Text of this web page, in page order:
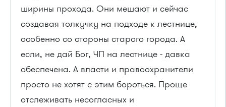
ширины прохода. Они мешают и сейчас
создавая толкучку на подходе к лестнице,
особенно со стороны старого города. А
если, не дай Бог, ЧП на лестнице - давка
обеспечена. А власти и правоохранители
просто не хотят с этим бороться. Проще
отслеживать несогласных и